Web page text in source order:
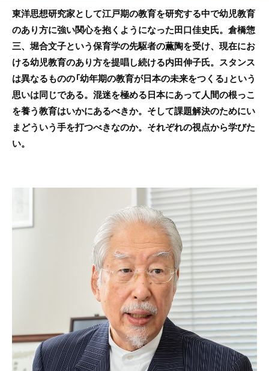
東洋思想研究家として江戸期の教育を研究する中で幼児教育
のあり方に強い関心を抱くようになった田口佳史氏。倉橋惣
三、堀合文子という保育学の先駆者の薫陶を受け、現在にお
ける幼児教育のあり方を提唱し続ける内田伸子氏。スタンス
は異なるものの「幼年期の教育が日本の未来をつくる」という
思いは同じである。混迷を極める日本にあって人間の根っこ
を養う教育はいかにあるべきか。そして課題解決のためにい
まどういう手を打つべきなのか。それぞれの視点から学びた
い。